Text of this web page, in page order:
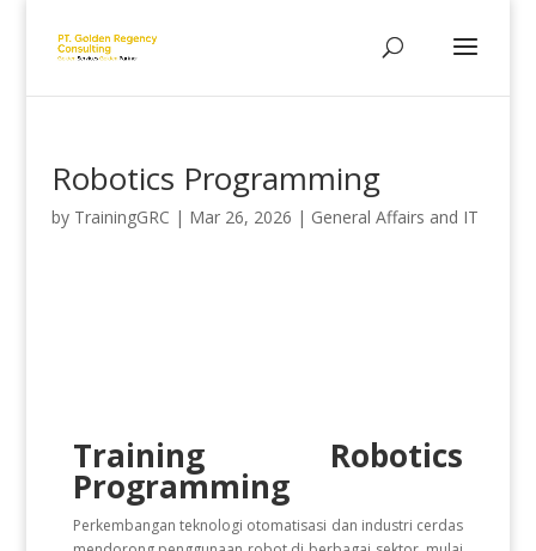
Robotics Programming
by TrainingGRC | Mar 26, 2026 | General Affairs and IT
Training Robotics
Programming
Perkembangan teknologi otomatisasi dan industri cerdas